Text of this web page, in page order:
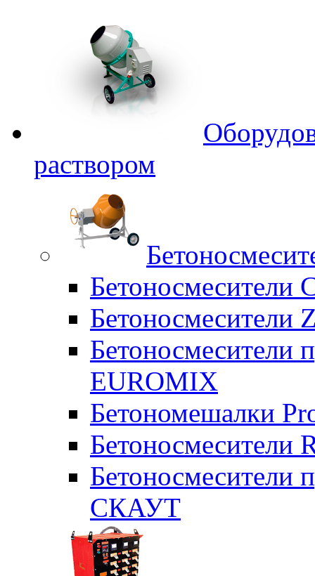
раствором
Бетоносмесители
Бетоносмесители
Бетоносмесители
EUROMIX
Бетономешалки
Бетоносмесители
Бетоносмесители
СКАУТ